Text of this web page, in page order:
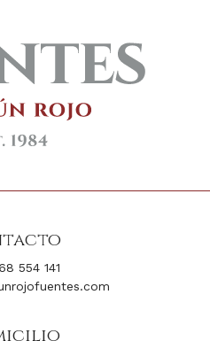
554 141